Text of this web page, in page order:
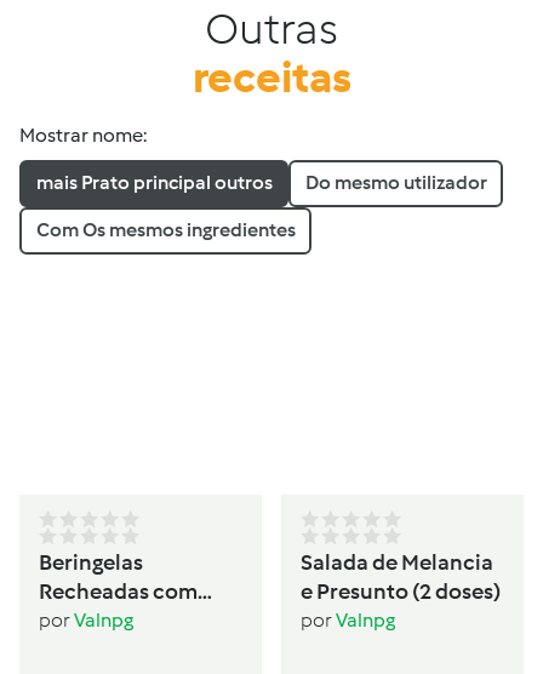
Outras
receitas
Mostrar nome:
mais Prato principal outros Do mesmo utilizador
Com Os mesmos ingredientes
Beringelas
Recheadas com
Seitan (2 pessoas)
porValnpg
Salada de Melancia
e Presunto (2 doses)
porValnpg